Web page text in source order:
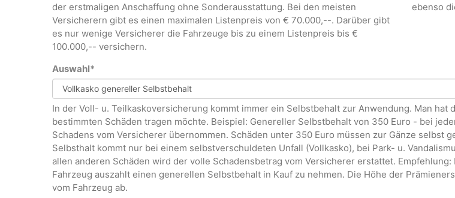
der erstmaligen Anschaffung ohne Sonderausstattung. Bei den meisten
Versicherern gibt es einen maximalen Listenpreis von € 70.000,--. Darüber gibt
es nur wenige Versicherer die Fahrzeuge bis zu einem Listenpreis bis €
100.000,-- versichern.
ebenso
Auswahl*
In der Voll- u. Teilkaskoversicherung kommt immer ein Selbstbehalt zur Anwendung. Man
bestimmten Schäden tragen möchte. Beispiel: Genereller Selbstbehalt von 350 Euro - bei
Schadens vom Versicherer übernommen. Schäden unter 350 Euro müssen zur Gänze
Selbsthalt kommt nur bei einem selbstverschuldeten Unfall (Vollkasko), bei Park- u.
allen anderen Schäden wird der volle Schadensbetrag vom Versicherer erstattet.
Fahrzeug auszahlt einen generellen Selbstbehalt in Kauf zu nehmen. Die Höhe der
vom Fahrzeug ab.